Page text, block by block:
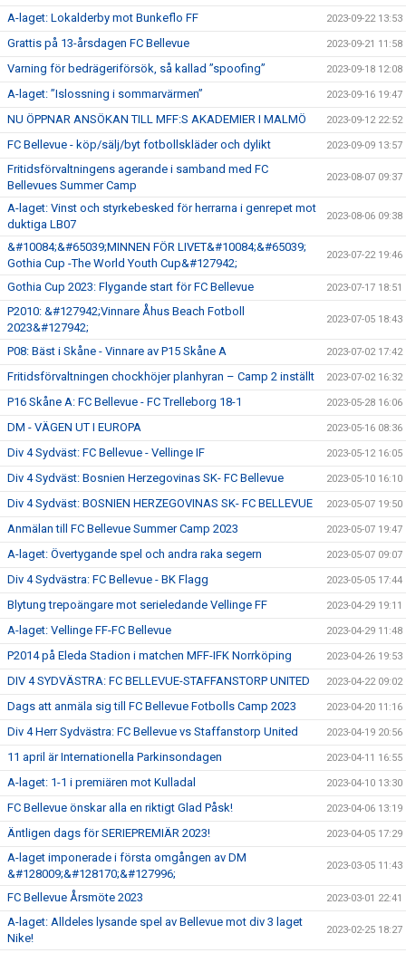
A-laget: Lokalderby mot Bunkeflo FF 2023-09-22 13:53
Grattis på 13-årsdagen FC Bellevue 2023-09-21 11:58
Varning för bedrägeriförsök, så kallad ”spoofing” 2023-09-18 12:08
A-laget: ”Islossning i sommarvärmen” 2023-09-16 19:47
NU ÖPPNAR ANSÖKAN TILL MFF:S AKADEMIER I MALMÖ 2023-09-12 22:52
FC Bellevue - köp/sälj/byt fotbollskläder och dylikt 2023-09-09 13:57
Fritidsförvaltningens agerande i samband med FC
Bellevues Summer Camp
2023-08-07 09:37
A-laget: Vinst och styrkebesked för herrarna i genrepet mot
duktiga LB07
2023-08-06 09:38
&#10084;&#65039;MINNEN FÖR LIVET&#10084;&#65039;
Gothia Cup -The World Youth Cup&#127942;
2023-07-22 19:46
Gothia Cup 2023: Flygande start för FC Bellevue 2023-07-17 18:51
P2010: &#127942;Vinnare Åhus Beach Fotboll
2023&#127942;
2023-07-05 18:43
P08: Bäst i Skåne - Vinnare av P15 Skåne A 2023-07-02 17:42
Fritidsförvaltningen chockhöjer planhyran – Camp 2 inställt 2023-07-02 16:32
P16 Skåne A: FC Bellevue - FC Trelleborg 18-1 2023-05-28 16:06
DM - VÄGEN UT I EUROPA 2023-05-16 08:36
Div 4 Sydväst: FC Bellevue - Vellinge IF 2023-05-12 16:05
Div 4 Sydväst: Bosnien Herzegovinas SK- FC Bellevue 2023-05-10 16:10
Div 4 Sydväst: BOSNIEN HERZEGOVINAS SK- FC BELLEVUE 2023-05-07 19:50
Anmälan till FC Bellevue Summer Camp 2023 2023-05-07 19:47
A-laget: Övertygande spel och andra raka segern 2023-05-07 09:07
Div 4 Sydvästra: FC Bellevue - BK Flagg 2023-05-05 17:44
Blytung trepoängare mot serieledande Vellinge FF 2023-04-29 19:11
A-laget: Vellinge FF-FC Bellevue 2023-04-29 11:48
P2014 på Eleda Stadion i matchen MFF-IFK Norrköping 2023-04-26 19:53
DIV 4 SYDVÄSTRA: FC BELLEVUE-STAFFANSTORP UNITED 2023-04-22 09:02
Dags att anmäla sig till FC Bellevue Fotbolls Camp 2023 2023-04-20 11:16
Div 4 Herr Sydvästra: FC Bellevue vs Staffanstorp United 2023-04-19 20:56
11 april är Internationella Parkinsondagen 2023-04-11 16:55
A-laget: 1-1 i premiären mot Kulladal 2023-04-10 13:30
FC Bellevue önskar alla en riktigt Glad Påsk! 2023-04-06 13:19
Äntligen dags för SERIEPREMIÄR 2023! 2023-04-05 17:29
A-laget imponerade i första omgången av DM
&#128009;&#128170;&#127996;
2023-03-05 11:43
FC Bellevue Årsmöte 2023 2023-03-01 22:41
A-laget: Alldeles lysande spel av Bellevue mot div 3 laget
Nike!
2023-02-25 18:27